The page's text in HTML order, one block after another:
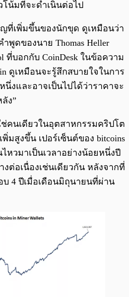
โน้มที่จะดำเนินต่อไป
ที่เพิ่มขึ้นของนักขุด ดูเหมือนว่า
ดของนาย Thomas Heller
ที่บอกกับ CoinDesk ในข้อความ
ดูเหมือนจะรู้สึกสบายใจในการ
งและอาจเป็นไปได้ว่าราคาจะ
ง”
คนเดียวในอุตสาหกรรมคริปโต
มสูงขึ้น เปอร์เซ็นต์ของ bitcoins
หวมาเป็นเวลาอย่างน้อยหนึ่งปี
ต่อเนื่องเช่นเดียวกัน หลังจากที่
4 ปีเมื่อเดือนมิถุนายนที่ผ่าน